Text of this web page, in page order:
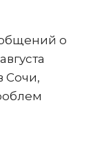
о
Сочи,